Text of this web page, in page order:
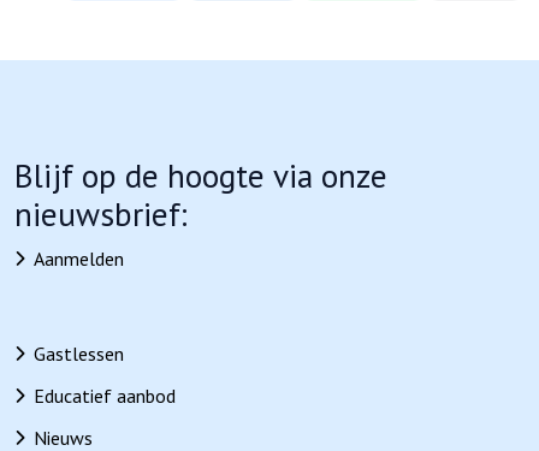
Blijf op de hoogte via onze
nieuwsbrief:
Aanmelden
Gastlessen
Educatief aanbod
Nieuws